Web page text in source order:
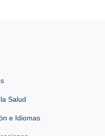
Salud
e Idiomas